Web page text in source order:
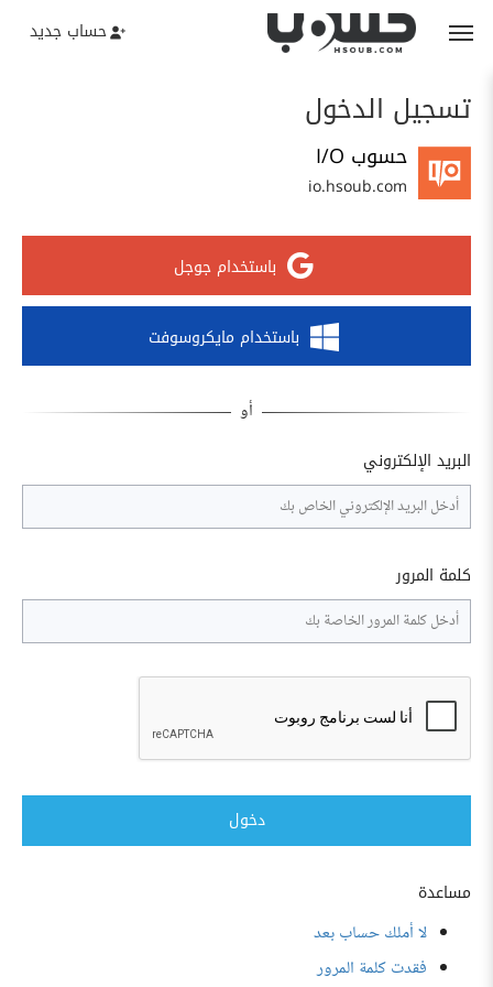
حساب جديد
تسجيل الدخول
حسوب I/O
io.hsoub.com
باستخدام جوجل
باستخدام مايكروسوفت
البريد الإلكتروني
كلمة المرور
دخول
مساعدة
لا أملك حساب بعد
فقدت كلمة المرور